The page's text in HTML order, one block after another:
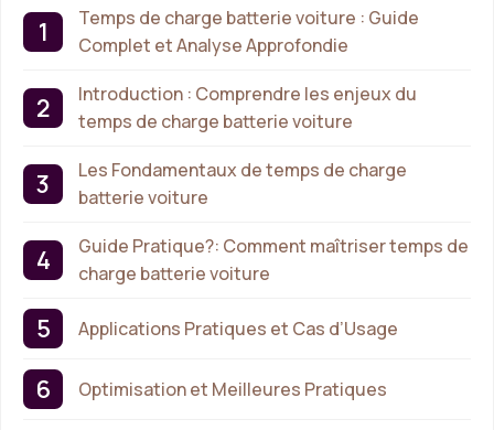
Temps de charge batterie voiture : Guide
Complet et Analyse Approfondie
Introduction : Comprendre les enjeux du
temps de charge batterie voiture
Les Fondamentaux de temps de charge
batterie voiture
Guide Pratique?: Comment maîtriser temps de
charge batterie voiture
Applications Pratiques et Cas d’Usage
Optimisation et Meilleures Pratiques